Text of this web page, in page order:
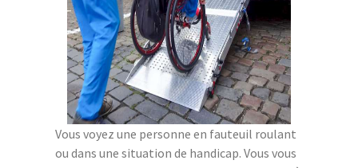
Vous voyez une personne en fauteuil roulant
ou dans une situation de handicap. Vous vous